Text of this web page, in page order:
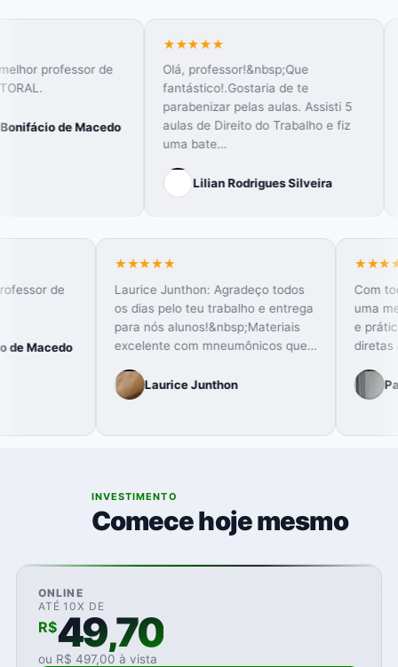
de
Macedo
Olá, professor!&nbsp;Que
fantástico!.Gostaria de te
parabenizar pelas aulas. Assisti 5
aulas de Direito do Trabalho e fiz
uma bate…
Lilian Rodrigues Silveira
minha
melhor professor de
Bonifácio de Macedo
Laurice Junthon: Agradeço todos
os dias pelo teu trabalho e entrega
para nós alunos!&nbsp;Materiais
excelente com mneumônicos que…
Laurice Junthon
INVESTIMENTO
Comece hoje mesmo
ONLINE
ATÉ 10X DE
R$49,70
ou R$ 497,00 à vista